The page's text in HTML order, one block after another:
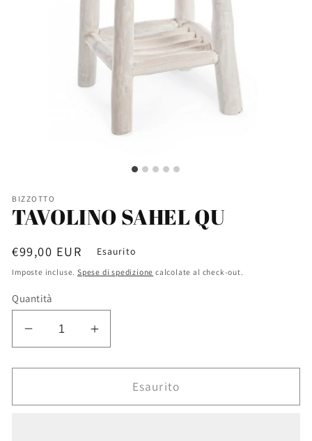
BIZZOTTO
TAVOLINO SAHEL QU
Prezzo
di
€99,00 EUR Esaurito
Imposte incluse. Spese di spedizione calcolate al check-out.
Quantità
Diminuisci
quantità
per
SAHEL
Aumenta
quantità
per
TAVOLINO
SAHEL
Esaurito